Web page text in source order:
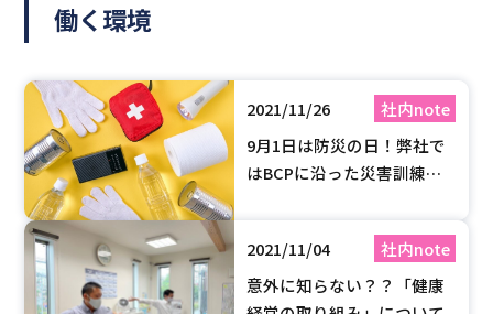
働く環境
2021/11/26
社内note
9月1日は防災の日！弊社で
はBCPに沿った災害訓練を
2021/11/04
社内note
意外に知らない？？「健康